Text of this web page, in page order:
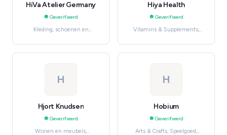
HiVa Atelier Germany
Geverifieerd
Kleding, schoenen en
Fashion
Hiya Health
Geverifieerd
Vitamins & Supplements,
H
Hjort Knudsen
Geverifieerd
Wonen en meubels,
H
Hobium
Geverifieerd
Arts & Crafts, Speelgoed,